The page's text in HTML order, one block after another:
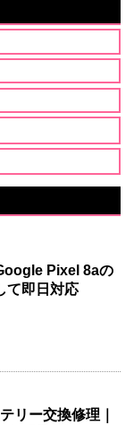
Pixel 8aの
て即日対応
リー交換修理｜